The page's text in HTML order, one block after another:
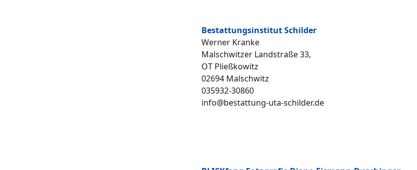
Bestattungsinstitut Schilder
Werner Kranke
Malschwitzer Landstraße 33,
OT Pließkowitz
02694 Malschwitz
035932-30860
info@bestattung-uta-schilder.de